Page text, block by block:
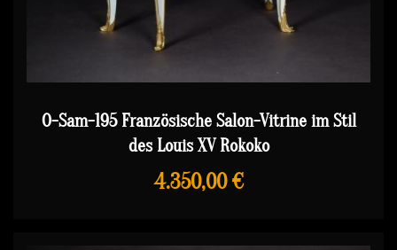
O-Sam-195 Französische Salon-Vitrine im Stil
des Louis XV Rokoko
4.350,00 €